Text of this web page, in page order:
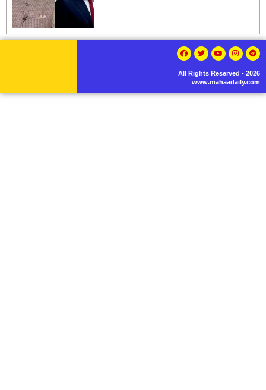
All Rights Reserved - 2026
www.mahaadaily.com